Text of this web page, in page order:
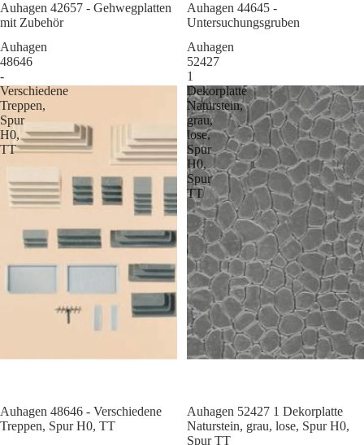
Auhagen 42657 - Gehwegplatten
mit Zubehör
Sale
Auhagen 44645 -
Untersuchungsgruben
Auhagen
48646
-
Verschiedene
Treppen,
Spur
H0,
TT
Auhagen 48646 - Verschiedene
Treppen, Spur H0, TT
Auhagen
52427
1
Dekorplatte
Naturstein,
grau,
lose,
Spur
H0,
Spur
TT
Auhagen 52427 1 Dekorplatte
Naturstein, grau, lose, Spur H0,
Spur TT